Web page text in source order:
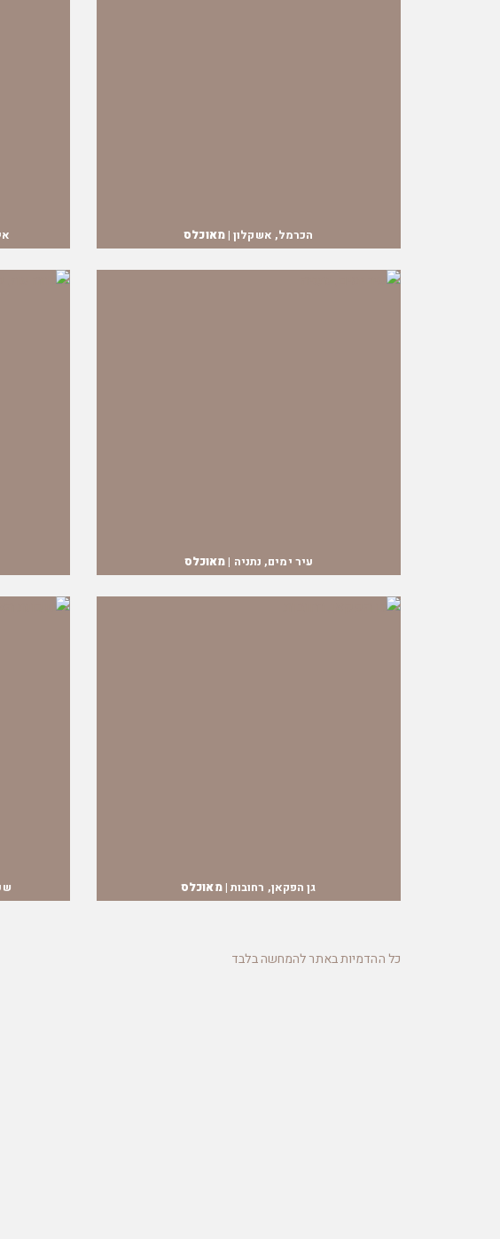
הכרמל, אשקלון |מאוכלס
עיר ימים, נתניה | מאוכלס
גן הפקאן, רחובות |מאוכלס
כל ההדמיות באתר להמחשה בלבד